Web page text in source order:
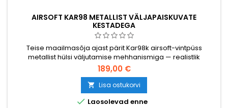
AIRSOFT KAR98 METALLIST VÄLJAPAISKUVATE
KESTADEGA
Teise maailmasõja ajast pärit Kar98k airsoft-vintpüss
metallist hülsi väljutamise mehhanismiga — realistlik
alternatiiv tavapärastele suure mahutavusega
snaiperrelvadele. Laadige BB-kuulid messinghülssidesse,
liigutage lukk, ja tühjaks tulnud hülss lendab küljelt välja.
Vedruga töötav, ~350 FPS / 1,14 J 0,20 g BB-kuulidega,
kogupikkus 1120 mm....
189,00 €
 Lisa ostukorvi
 Laosolevad enne